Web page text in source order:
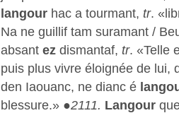
langour hac a tourmant, tr.
Na ne guillif tam suramant /
absant ez dismantaf, tr. «Telle
puis plus vivre éloignée de lui,
den Iaouanc, ne dianc é
blessure.» ●2111. Langour